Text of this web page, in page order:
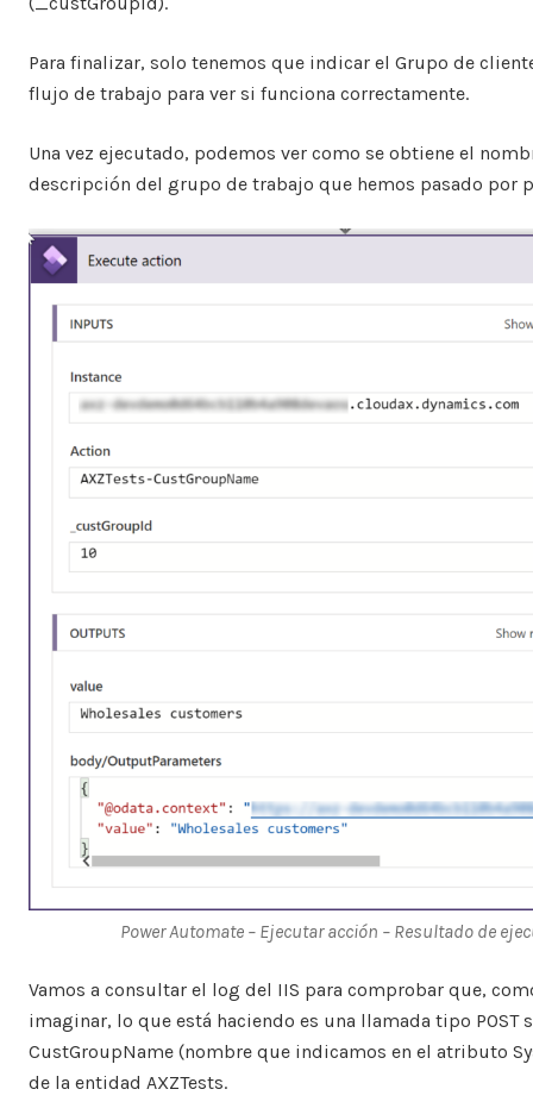
Para finalizar, solo tenemos que indicar el Grupo de
flujo de trabajo para ver si funciona correctamente.
Una vez ejecutado, podemos ver como se obtiene el
descripción del grupo de trabajo que hemos pasado por
Power Automate – Ejecutar acción – Resultado de
Vamos a consultar el log del IIS para comprobar que,
imaginar, lo que está haciendo es una llamada tipo POST
CustGroupName (nombre que indicamos en el atributo
de la entidad AXZTests.